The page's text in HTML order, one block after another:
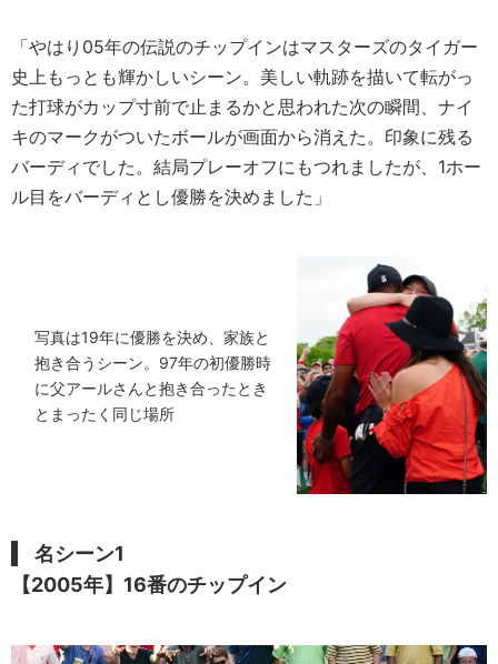
「やはり05年の伝説のチップインはマスターズのタイガー
史上もっとも輝かしいシーン。美しい軌跡を描いて転がっ
た打球がカップ寸前で止まるかと思われた次の瞬間、ナイ
キのマークがついたボールが画面から消えた。印象に残る
バーディでした。結局プレーオフにもつれましたが、1ホー
ル目をバーディとし優勝を決めました」
写真は19年に優勝を決め、家族と
抱き合うシーン。97年の初優勝時
に父アールさんと抱き合ったとき
とまったく同じ場所
名シーン1
【2005年】16番のチップイン